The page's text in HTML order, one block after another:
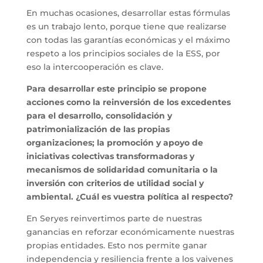
En muchas ocasiones, desarrollar estas fórmulas
es un trabajo lento, porque tiene que realizarse
con todas las garantías económicas y el máximo
respeto a los principios sociales de la ESS, por
eso la intercooperación es clave.
Para desarrollar este principio se propone
acciones como la reinversión de los excedentes
para el desarrollo, consolidación y
patrimonialización de las propias
organizaciones; la promoción y apoyo de
iniciativas colectivas transformadoras y
mecanismos de solidaridad comunitaria o la
inversión con criterios de utilidad social y
ambiental. ¿Cuál es vuestra política al respecto?
En Seryes reinvertimos parte de nuestras
ganancias en reforzar económicamente nuestras
propias entidades. Esto nos permite ganar
independencia y resiliencia frente a los vaivenes